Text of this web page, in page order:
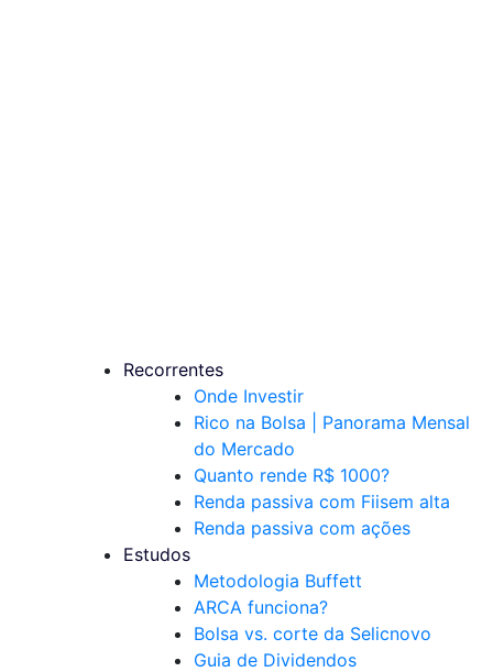
Recorrentes
Onde Investir
Rico na Bolsa | Panorama Mensal
do Mercado
Quanto rende R$ 1000?
Renda passiva com Fiisem alta
Renda passiva com ações
Estudos
Metodologia Buffett
ARCA funciona?
Bolsa vs. corte da Selicnovo
Guia de Dividendos